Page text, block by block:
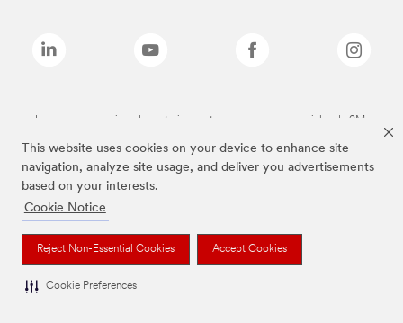
This website uses cookies on your device to enhance site
navigation, analyze site usage, and deliver you advertisements
based on your interests.
Cookie Notice
Reject Non-Essential Cookies Accept Cookies
Cookie Preferences
Las marcas mencionadas anteriormente son marcas comerciales de 3M.